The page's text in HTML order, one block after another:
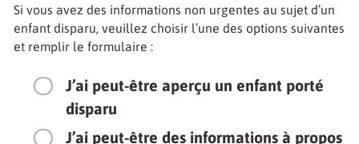
Si vous avez des informations non urgentes au sujet d’un
enfant disparu, veuillez choisir l’une des options suivantes
et remplir le formulaire :
J’ai peut-être aperçu un enfant porté
disparu
J’ai peut-être des informations à propos